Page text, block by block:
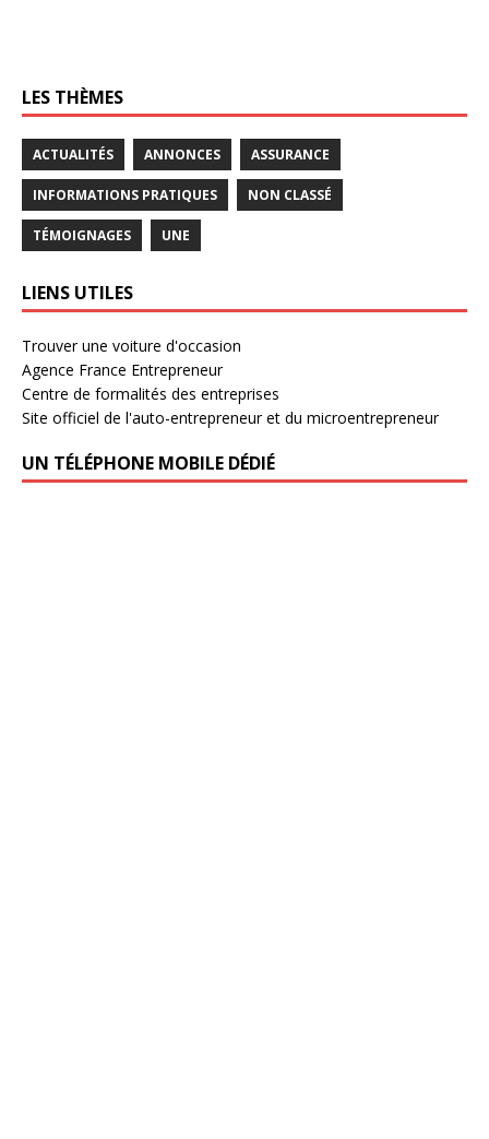
LES THÈMES
ACTUALITÉS ANNONCES ASSURANCE
INFORMATIONS PRATIQUES NON CLASSÉ
TÉMOIGNAGES UNE
LIENS UTILES
Trouver une voiture d'occasion
Agence France Entrepreneur
Centre de formalités des entreprises
Site officiel de l'auto-entrepreneur et du microentrepreneur
UN TÉLÉPHONE MOBILE DÉDIÉ